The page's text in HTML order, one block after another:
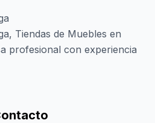
Tiendas de Muebles en
profesional con experiencia